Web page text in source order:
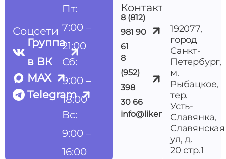
Контакты
8 (812)
981 90
61
8
(952)
398
30 66
info@likemedspb.ru
192077,
город
Санкт-
Петербург,
м.
Рыбацкое,
тер.
Усть-
Славянка,
Славянская
ул, д.
20 стр.1
Соцсети
Группа
в ВК
MAX
Telegram
Пт:
7:00 –
21:00
Сб:
9:00 –
18:00
Вс:
9:00 –
16:00